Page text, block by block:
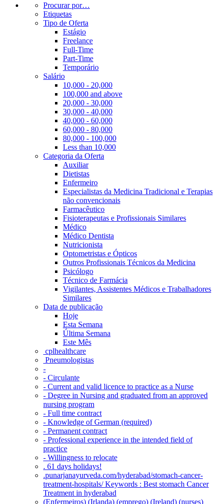
Procurar por…
Etiquetas
Tipo de Oferta
Estágio
Freelance
Full-Time
Part-Time
Temporário
Salário
10,000 - 20,000
100,000 and above
20,000 - 30,000
30,000 - 40,000
40,000 - 60,000
60,000 - 80,000
80,000 - 100,000
Less than 10,000
Categoria da Oferta
Auxiliar
Dietistas
Enfermeiro
Especialistas da Medicina Tradicional e Terapias
não convencionais
Farmacêutico
Fisioterapeutas e Profissionais Similares
Médico
Médico Dentista
Nutricionista
Optometristas e Ópticos
Outros Profissionais Técnicos da Medicina
Psicólogo
Técnico de Farmácia
Vigilantes, Assistentes Médicos e Trabalhadores
Similares
Data de publicação
Hoje
Esta Semana
Última Semana
Este Mês
‎ cplhealthcare‬
Pneumologistas
-
- Circulante
- Current and valid licence to practice as a Nurse
- Degree in Nursing and graduated from an approved
nursing program
- Full time contract
- Knowledge of German (required)
- Permanent contract
- Professional experience in the intended field of
practice
- Willingness to relocate
. 61 days holidays!
.punarjanayurveda.com/hyderabad/stomach-cancer-
treatment-hospitals/ Keywords : Best stomach Cancer
Treatment in hyderabad
(Enfermeiros) (Irlanda) (emprego) (Ireland) (nurses)